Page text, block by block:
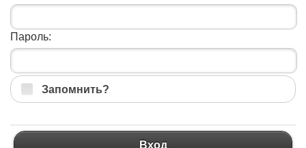
Пароль:
Запомнить?
Вход